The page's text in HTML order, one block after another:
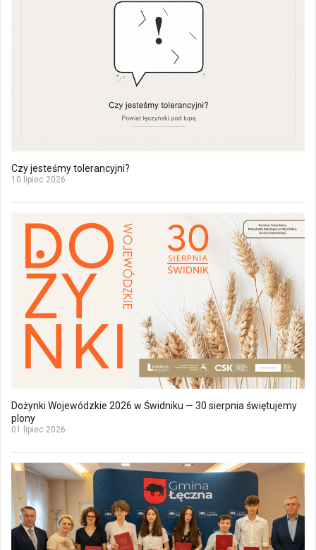
Czy jesteśmy tolerancyjni?
10 lipiec 2026
Dożynki Wojewódzkie 2026 w Świdniku — 30 sierpnia świętujemy
plony
01 lipiec 2026